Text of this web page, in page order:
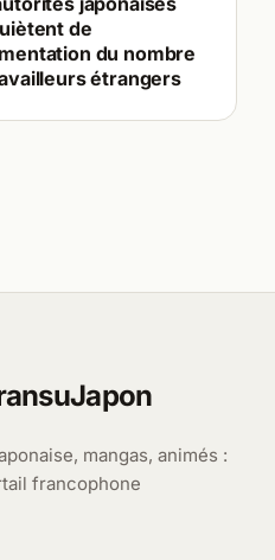
de
du nombre
étrangers
mangas, animés :
francophone